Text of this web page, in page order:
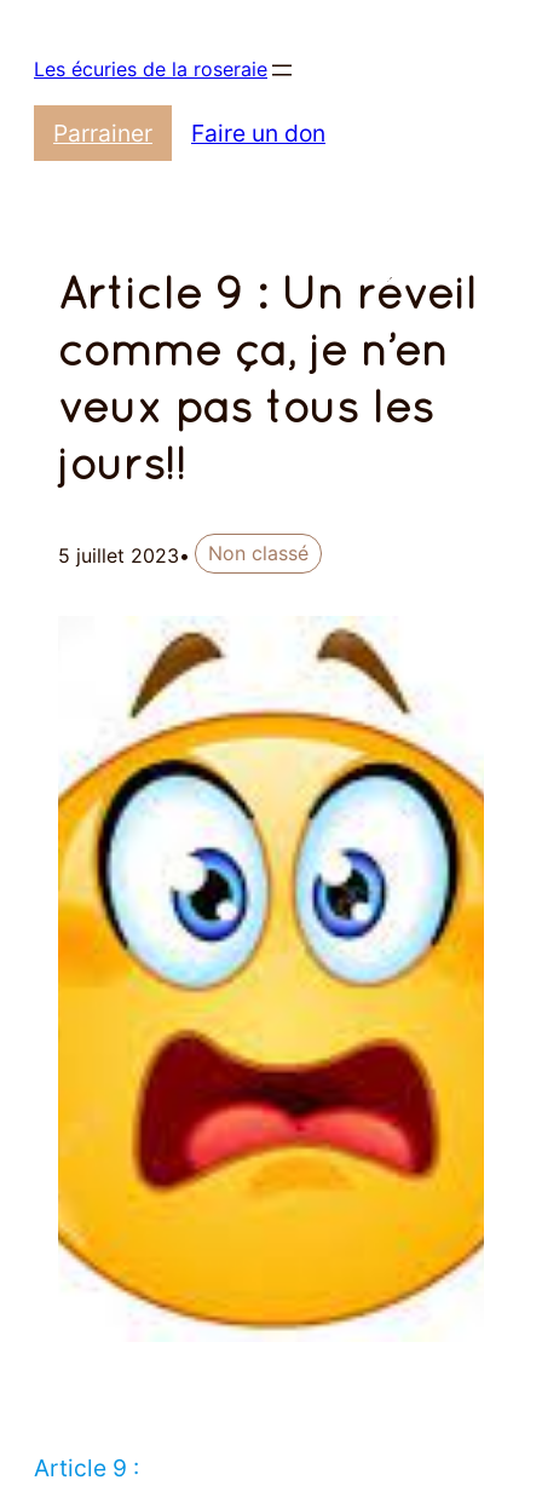
contenu
Les écuries de la roseraie
Parrainer Faire un don
Article 9 : Un réveil
comme ça, je n’en
veux pas tous les
jours!!
5 juillet 2023• Non classé
Article 9 :